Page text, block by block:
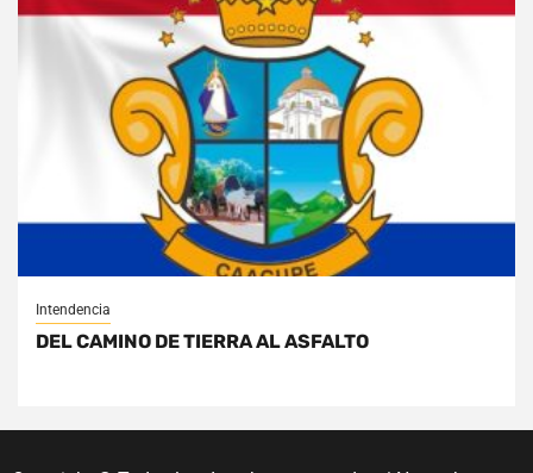
Intendencia
DEL CAMINO DE TIERRA AL ASFALTO